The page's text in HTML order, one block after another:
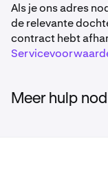
Als je ons adres
de relevante
contract hebt
Meer hulp